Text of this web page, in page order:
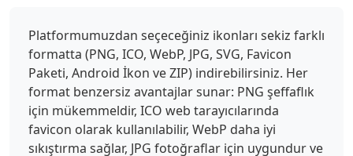
Platformumuzdan seçeceğiniz ikonları sekiz farklı
formatta (PNG, ICO, WebP, JPG, SVG, Favicon
Paketi, Android İkon ve ZIP) indirebilirsiniz. Her
format benzersiz avantajlar sunar: PNG şeffaflık
için mükemmeldir, ICO web tarayıcılarında
favicon olarak kullanılabilir, WebP daha iyi
sıkıştırma sağlar, JPG fotoğraflar için uygundur ve